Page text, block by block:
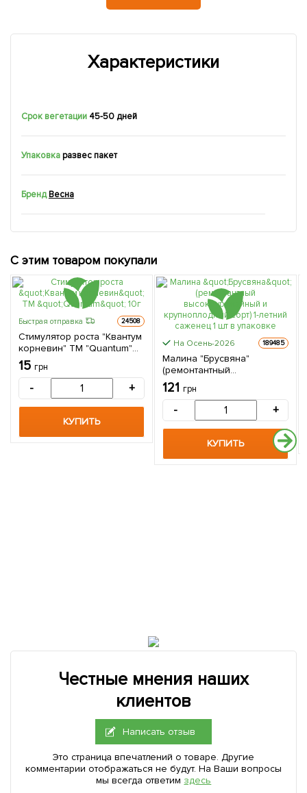
Характеристики
Срок вегетации 45-50 дней
Упаковкаразвес пакет
Бренд Весна
С этим товаром покупали
Быстрая отправка 24508
Стимулятор роста "Квантум
корневин" ТМ "Quantum"
10г
15 грн
- +
КУПИТЬ
На Осень-2026 189485
Малина "Брусвяна"
(ремонтантный
высокоурожайный и
крупноплодный сорт) 1-
летний саженец 1 шт в
121 грн
- +
КУПИТЬ
Честные мнения наших
клиентов
Написать отзыв
Это страница впечатлений о товаре. Другие
комментарии отображаться не будут. На Ваши вопросы
мы всегда ответим здесь